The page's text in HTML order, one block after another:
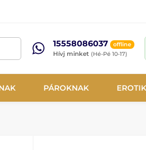
15558086037 offline
Hívj minket (Hé-Pé 10-17)
PÁROKNAK